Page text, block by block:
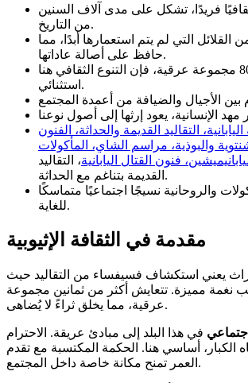
ثقافيًا فريدًا، تشكل على مدى آلاف السنين
من التاريخ.
القلائل التي لم يتم استعمارها أبدًا، مما
حافظ على أصالة عاداتها.
مع أكثر من 80 مجموعة عرقية، فإن التنوع الثقافي هنا
استثنائي.
اليابانية، التقاليد القديمة والحداثة، الفنون
الشنتوية والبوذية، مراسم الشاي، المأكولات
فنون القتال اليابانية، التقاليد
القديمة بتناغم مع الحداثة.
والروحانية نسيجًا اجتماعيًا متماسكًا
للغاية.
مقدمة في الثقافة الإثيوبية
يعني استكشاف فسيفساء من التقاليد حيث
مميزة. تتعايش أكثر من ثمانين مجموعة
عرقية، مما يخلق ثراءً لا يُضاهى.
في هذا البلد إلى مبادئ عريقة. الاحترام
الكبار، أساسي هنا. الحكمة المكتسبة مع تقدم
العمر تمنح مكانة خاصة داخل المجتمع.